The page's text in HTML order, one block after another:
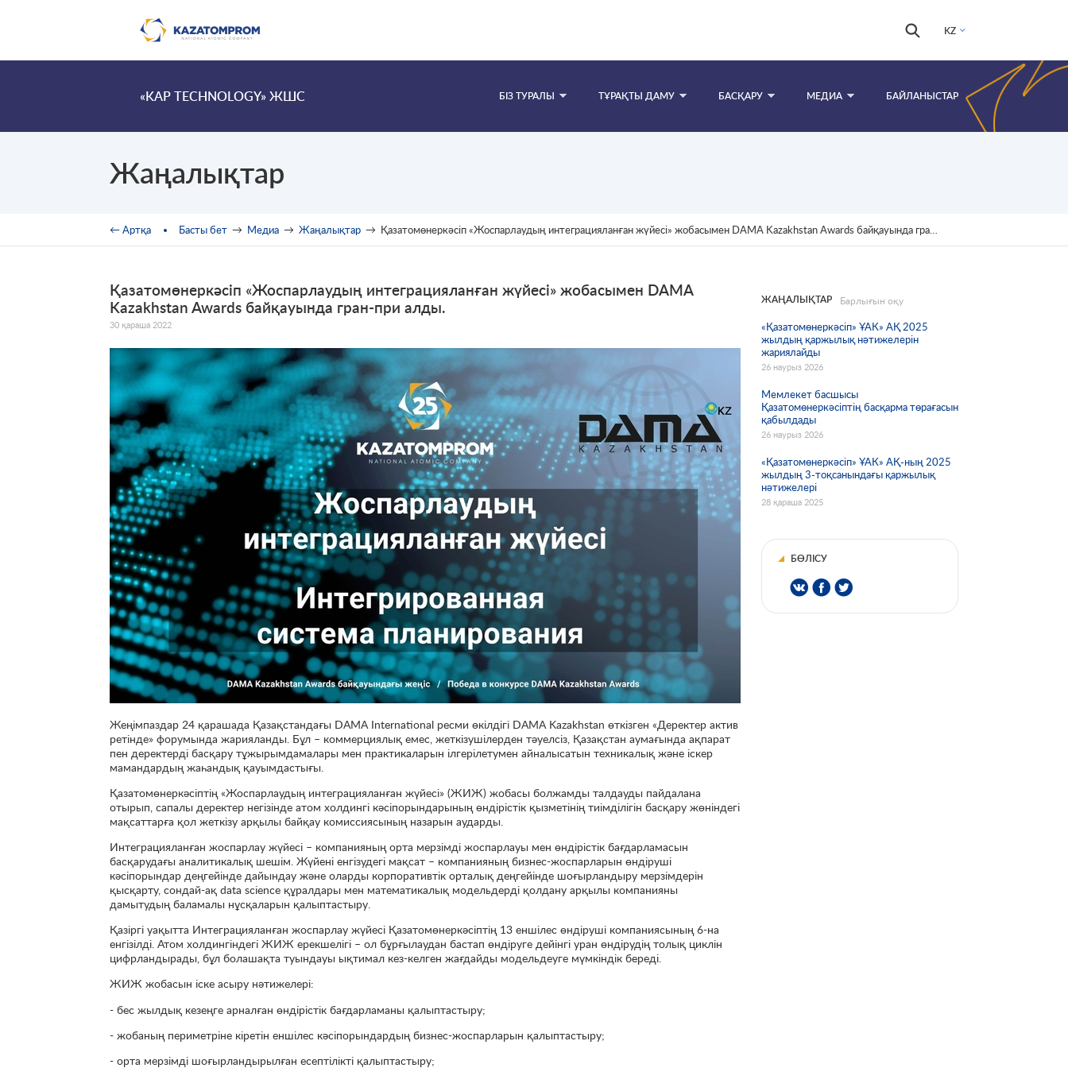
KZ
Іздестіру
Іздестіру
«KAP TECHNOLOGY» ЖШС БІЗ ТУРАЛЫ ТҰРАҚТЫ ДАМУ БАСҚАРУ МЕДИА БАЙЛАНЫСТАР
Жаңалықтар
You are here
← Артқа Басты бет → Медиа → Жаңалықтар → Қазатомөнеркәсіп «Жоспарлаудың интеграцияланған жүйесі» жобасымен DAMA Kazakhstan Awards байқауында гран-при алды.
Қазатомөнеркәсіп «Жоспарлаудың интеграцияланған жүйесі» жобасымен DAMA
Kazakhstan Awards байқауында гран-при алды.
30 қараша 2022
Жеңімпаздар 24 қарашада Қазақстандағы DAMA International ресми өкілдігі DAMA Kazakhstan өткізген «Деректер актив
ретінде» форумында жарияланды. Бұл – коммерциялық емес, жеткізушілерден тәуелсіз, Қазақстан аумағында ақпарат
пен деректерді басқару тұжырымдамалары мен практикаларын ілгерілетумен айналысатын техникалық және іскер
мамандардың жаһандық қауымдастығы.
Қазатомөнеркәсіптің «Жоспарлаудың интеграцияланған жүйесі» (ЖИЖ) жобасы болжамды талдауды пайдалана
отырып, сапалы деректер негізінде атом холдингі кәсіпорындарының өндірістік қызметінің тиімділігін басқару жөніндегі
мақсаттарға қол жеткізу арқылы байқау комиссиясының назарын аударды.
Интеграцияланған жоспарлау жүйесі – компанияның орта мерзімді жоспарлауы мен өндірістік бағдарламасын
басқарудағы аналитикалық шешім. Жүйені енгізудегі мақсат – компанияның бизнес-жоспарларын өндіруші
кәсіпорындар деңгейінде дайындау және оларды корпоративтік орталық деңгейінде шоғырландыру мерзімдерін
қысқарту, сондай-ақ data science құралдары мен математикалық модельдерді қолдану арқылы компанияны
дамытудың баламалы нұсқаларын қалыптастыру.
Қазіргі уақытта Интеграцияланған жоспарлау жүйесі Қазатомөнеркәсіптің 13 еншілес өндіруші компаниясының 6-на
енгізілді. Атом холдингіндегі ЖИЖ ерекшелігі – ол бұрғылаудан бастап өндіруге дейінгі уран өндірудің толық циклін
цифрландырады, бұл болашақта туындауы ықтимал кез-келген жағдайды модельдеуге мүмкіндік береді.
ЖИЖ жобасын іске асыру нәтижелері:
- бес жылдық кезеңге арналған өндірістік бағдарламаны қалыптастыру;
- жобаның периметріне кіретін еншілес кәсіпорындардың бизнес-жоспарларын қалыптастыру;
- орта мерзімді шоғырландырылған есептілікті қалыптастыру;
ЖАҢАЛЫҚТАР Барлығын оқу
«Қазатомөнеркәсіп» ҰАК» АҚ 2025
жылдың қаржылық нәтижелерін
жариялайды
26 наурыз 2026
Мемлекет басшысы
Қазатомөнеркәсіптің басқарма төрағасын
қабылдады
26 наурыз 2026
«Қазатомөнеркәсіп» ҰАК» АҚ-ның 2025
жылдың 3-тоқсанындағы қаржылық
нәтижелері
28 қараша 2025
БӨЛІСУ